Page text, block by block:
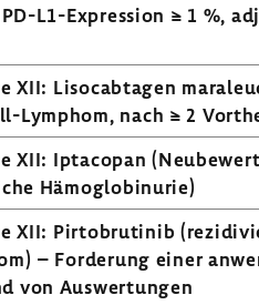
​L1-Expression ≥ 1 %,
Liso­cabtagen
​Lymphom, nach ≥ 2
Ipta­copan
Hämo­glo­bin­urie)
XII: Pirto­bru­tinib
– Forde­rung einer
von Auswer­tungen